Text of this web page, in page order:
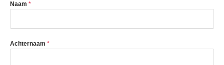
Naam *
Achternaam *